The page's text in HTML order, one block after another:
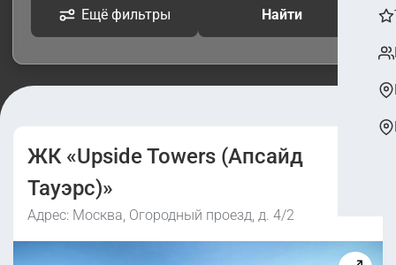
Ещё фильтры Найти
ЖК «Upside Towers (Апсайд
Тауэрс)»
Адрес: Москва, Огородный проезд, д. 4/2